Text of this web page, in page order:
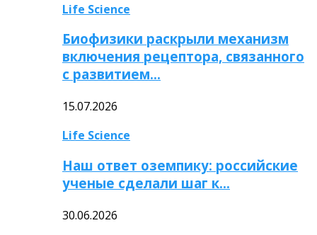
Life Science
Биофизики раскрыли механизм
включения рецептора, связанного
с развитием…
15.07.2026
Life Science
Наш ответ оземпику: российские
ученые сделали шаг к…
30.06.2026